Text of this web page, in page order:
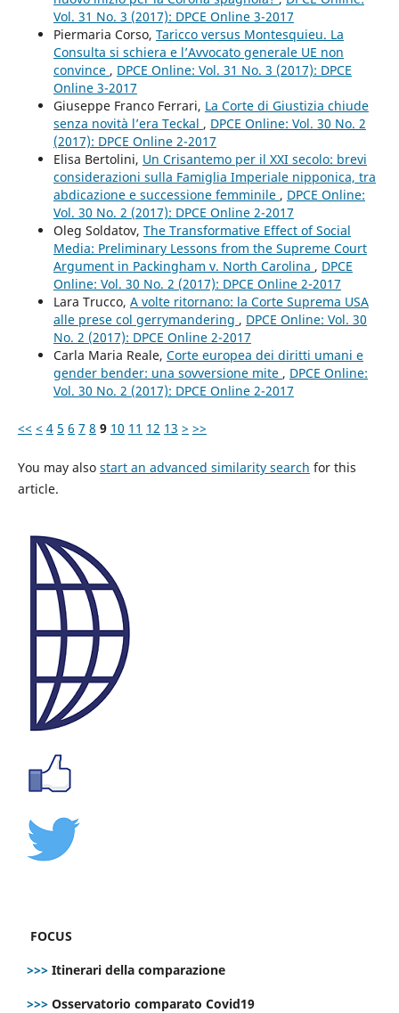
Vol. 31 No. 3 (2017): DPCE Online 3-2017
Piermaria Corso, Taricco versus Montesquieu. La
Consulta si schiera e l’Avvocato generale UE non
convince , DPCE Online: Vol. 31 No. 3 (2017): DPCE
Online 3-2017
Giuseppe Franco Ferrari, La Corte di Giustizia chiude
senza novità l’era Teckal , DPCE Online: Vol. 30 No. 2
(2017): DPCE Online 2-2017
Elisa Bertolini, Un Crisantemo per il XXI secolo: brevi
considerazioni sulla Famiglia Imperiale nipponica, tra
abdicazione e successione femminile , DPCE Online:
Vol. 30 No. 2 (2017): DPCE Online 2-2017
Oleg Soldatov, The Transformative Effect of Social
Media: Preliminary Lessons from the Supreme Court
Argument in Packingham v. North Carolina , DPCE
Online: Vol. 30 No. 2 (2017): DPCE Online 2-2017
Lara Trucco, A volte ritornano: la Corte Suprema USA
alle prese col gerrymandering , DPCE Online: Vol. 30
No. 2 (2017): DPCE Online 2-2017
Carla Maria Reale, Corte europea dei diritti umani e
gender bender: una sovversione mite , DPCE Online:
Vol. 30 No. 2 (2017): DPCE Online 2-2017
<< < 4 5 6 7 8 9 10 11 12 13 > >>
You may also start an advanced similarity search for this
article.
FOCUS
>>> Itinerari della comparazione
>>> Osservatorio comparato Covid19